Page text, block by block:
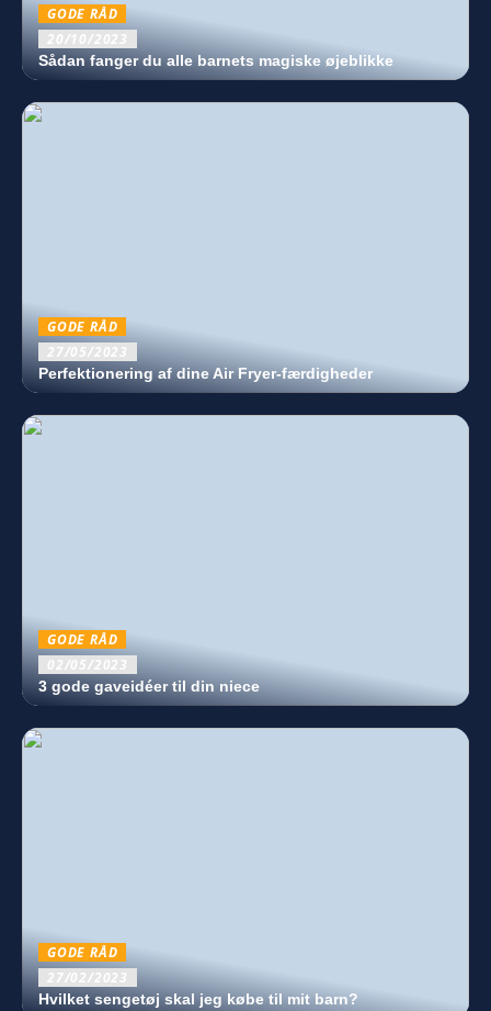
GODE RÅD
20/10/2023
Sådan fanger du alle barnets magiske øjeblikke
GODE RÅD
27/05/2023
Perfektionering af dine Air Fryer-færdigheder
GODE RÅD
02/05/2023
3 gode gaveidéer til din niece
GODE RÅD
27/02/2023
Hvilket sengetøj skal jeg købe til mit barn?